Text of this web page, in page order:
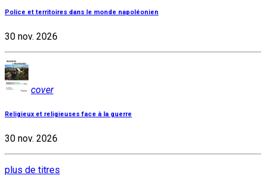
Police et territoires dans le monde napoléonien
30 nov. 2026
cover
Religieux et religieuses face à la guerre
30 nov. 2026
plus de titres